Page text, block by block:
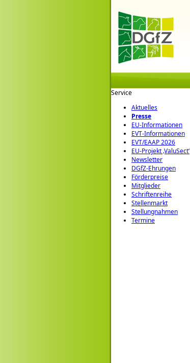
Service
Aktuelles
Presse
EU-Informationen
EVT-Informationen
EVT/EAAP 2026
EU-Projekt ‚ValuSect‘
Newsletter
DGfZ-Ehrungen
Förderpreise
Mitglieder
Schriftenreihe
Stellenmarkt
Stellungnahmen
Termine